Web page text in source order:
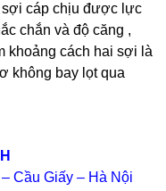
sợi cáp chịu được lực
chắn và độ căng ,
khoảng cách hai sợi là
không bay lọt qua
Cầu Giấy – Hà Nội